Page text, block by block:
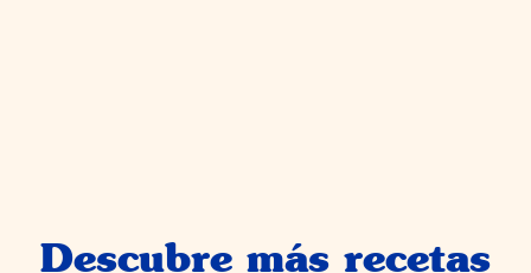
Descubre más recetas